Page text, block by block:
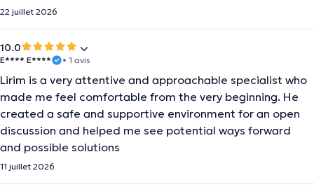
22 juillet 2026
10.0
E**** E**** • 1 avis
Lirim is a very attentive and approachable specialist who
made me feel comfortable from the very beginning. He
created a safe and supportive environment for an open
discussion and helped me see potential ways forward
and possible solutions
11 juillet 2026